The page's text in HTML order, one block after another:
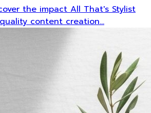
the impact All That's Stylist
content creation…